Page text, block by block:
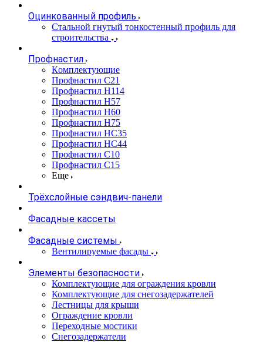
Оцинкованный профиль
Стальной гнутый тонкостенный профиль для
строительства
Профнастил
Комплектующие
Профнастил C21
Профнастил Н114
Профнастил Н57
Профнастил Н60
Профнастил Н75
Профнастил НС35
Профнастил НС44
Профнастил С10
Профнастил С15
Еще
Трёхслойные сэндвич-панели
Фасадные кассеты
Фасадные системы
Вентилируемые фасады
Элементы безопасности
Комплектующие для ограждения кровли
Комплектующие для снегозадержателей
Лестницы для крыши
Ограждение кровли
Переходные мостики
Снегозадержатели